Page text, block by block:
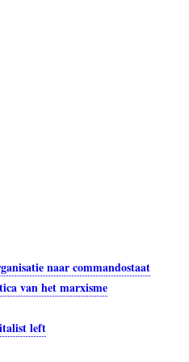
naar commandostaat
van het marxisme
left